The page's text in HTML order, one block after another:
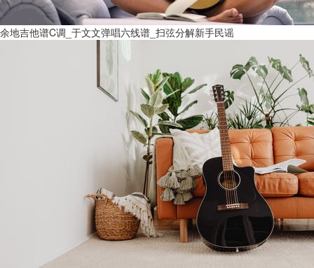
余地吉他谱C调_于文文弹唱六线谱_扫弦分解新手民谣